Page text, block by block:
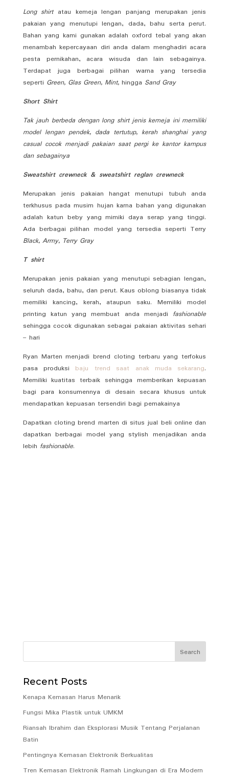
Long shirt atau kemeja lengan panjang merupakan jenis
pakaian yang menutupi lengan, dada, bahu serta perut.
Bahan yang kami gunakan adalah oxford tebal yang akan
menambah kepercayaan diri anda dalam menghadiri acara
pesta pernikahan, acara wisuda dan lain sebagainya.
Terdapat juga berbagai pilihan warna yang tersedia
seperti Green, Glas Green, Mint, hingga Sand Gray
Short Shirt
Tak jauh berbeda dengan long shirtjenis kemeja ini memiliki
model lengan pendek, dada tertutup, kerah shanghai yang
casual cocok menjadi pakaian saat pergi ke kantor kampus
dan sebagainya
Sweatshirt crewneck & sweatshirt reglan crewneck
Merupakan jenis pakaian hangat menutupi tubuh anda
terkhusus pada musim hujan karna bahan yang digunakan
adalah katun beby yang mimiki daya serap yang tinggi.
Ada berbagai pilihan model yang tersedia seperti Terry
Black, Army, Terry Gray
T shirt
Merupakan jenis pakaian yang menutupi sebagian lengan,
seluruh dada, bahu, dan perut. Kaus oblong biasanya tidak
memiliki kancing, kerah, ataupun saku. Memiliki model
printing katun yang membuat anda menjadi fashionable
sehingga cocok digunakan sebagai pakaian aktivitas sehari
– hari
Ryan Marten menjadi brend cloting terbaru yang terfokus
pasa produksi baju trend saat anak muda sekarang.
Memiliki kuatitas terbaik sehingga memberikan kepuasan
bagi para konsumennya di desain secara khusus untuk
mendapatkan kepuasan tersendiri bagi pemakainya
Dapatkan cloting brend marten di situs jual beli online dan
dapatkan berbagai model yang stylish menjadikan anda
lebih fashionable.
Recent Posts
Kenapa Kemasan Harus Menarik
Fungsi Mika Plastik untuk UMKM
Riansah Ibrahim dan Eksplorasi Musik Tentang Perjalanan
Batin
Pentingnya Kemasan Elektronik Berkualitas
Tren Kemasan Elektronik Ramah Lingkungan di Era Modern